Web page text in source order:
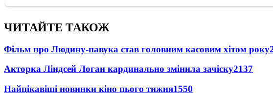
ЧИТАЙТЕ ТАКОЖ
Фільм про Людину-павука став головним касовим хітом року
Акторка Ліндсей Логан кардинально змінила зачіску2137
Найцікавіші новинки кіно цього тижня1550